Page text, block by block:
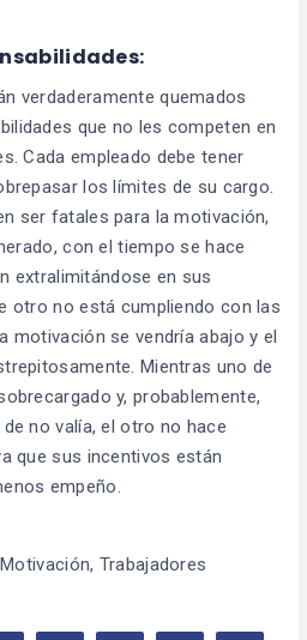
verdaderamente quemados
que no les competen en
Cada empleado debe tener
los límites de su cargo.
ser fatales para la motivación,
con el tiempo se hace
extralimitándose en sus
otro no está cumpliendo con las
motivación se vendría abajo y el
Mientras uno de
y, probablemente,
no valía, el otro no hace
que sus incentivos están
empeño.
Motivación, Trabajadores